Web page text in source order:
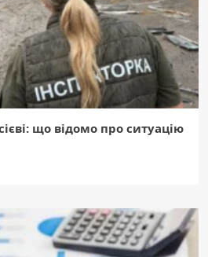
що відомо про ситуацію